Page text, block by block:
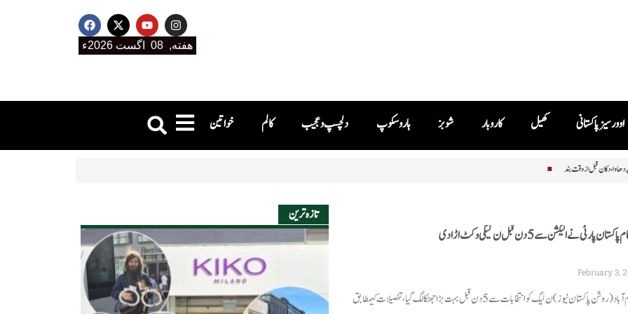
هفته, 08 اگست 2026ء
خواتین کالم دلچسپ و عجیب ہاروسکوپ شوبز کاروبار کھیل اوورسیز پاکستانی
میک اپ اسٹور پر دھاوا، دکان قبل از وقت بند
تازہ ترین
پارٹی نے الیکشن سے 5 دن قبل ن لیگی وکٹ اڑا دی
February 3,
اسلام آباد (روشن پاکستان نیوز )ن لیگ کو انتخابات سے 5 دن قبل بہت بڑا جھٹکا لگ گیا ، تفصیلات کیمطابق